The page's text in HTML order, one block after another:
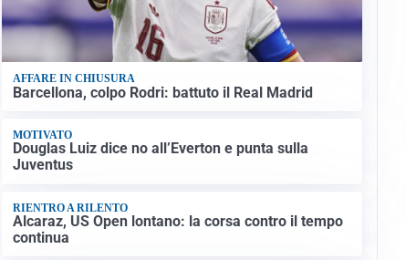
AFFARE IN CHIUSURA
Barcellona, colpo Rodri: battuto il Real Madrid
MOTIVATO
Douglas Luiz dice no all’Everton e punta sulla
Juventus
RIENTRO A RILENTO
Alcaraz, US Open lontano: la corsa contro il tempo
continua